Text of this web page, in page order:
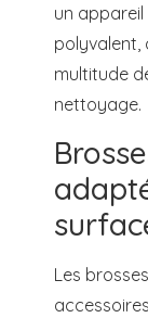
un
polyvalent,
multitude
nettoyage.
Les